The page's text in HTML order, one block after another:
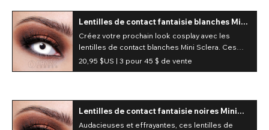
Lentilles de contact fantaisie blanches Mini
Sclera (journalières)
Créez votre prochain look cosplay avec les
lentilles de contact blanches Mini Sclera. Ces
lentilles de déguisement blanches, au style Mini
20,95 $US | 3 pour 45 $ de vente
Lentilles de contact fantaisie noires Mini
Sclera (journalieres)
Audacieuses et effrayantes, ces lentilles de